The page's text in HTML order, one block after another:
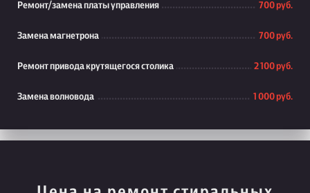
Ремонт/замена платы управления 700 руб.
Замена магнетрона 700 руб.
Ремонт привода крутящегося столика 2 100 руб.
Замена волновода 1 000 руб.